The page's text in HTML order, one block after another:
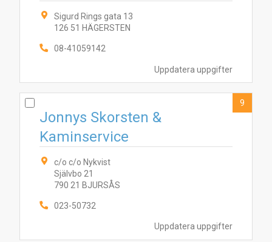
Uppdatera uppgifter
Sigurd Rings gata 13
126 51 HÄGERSTEN
08-41059142
Uppdatera uppgifter
Jonnys Skorsten &
Kaminservice
c/o c/o Nykvist
Självbo 21
790 21 BJURSÅS
023-50732
9